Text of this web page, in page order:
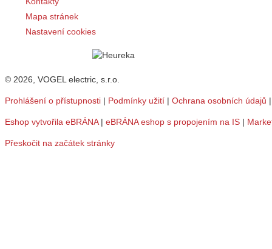
Mapa stránek
Nastavení cookies
© 2026, VOGEL electric, s.r.o.
Prohlášení o přístupnosti | Podmínky užití | Ochrana osobních údajů
Eshop vytvořila eBRÁNA| eBRÁNA eshop s propojením na IS |
Přeskočit na začátek stránky